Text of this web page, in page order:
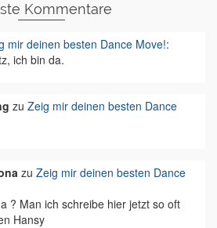
Kommentare
mir deinen besten Dance Move!:
ich bin da.
zu Zeig mir deinen besten Dance
zu Zeig mir deinen besten Dance
? Man ich schreibe hier jetzt so oft
Hansy